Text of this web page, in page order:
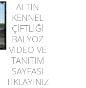
ALTIN
KENNEL
ÇİFTLİĞİ
BALYOZ
VİDEO VE
TANITIM
SAYFASI
TIKLAYINIZ